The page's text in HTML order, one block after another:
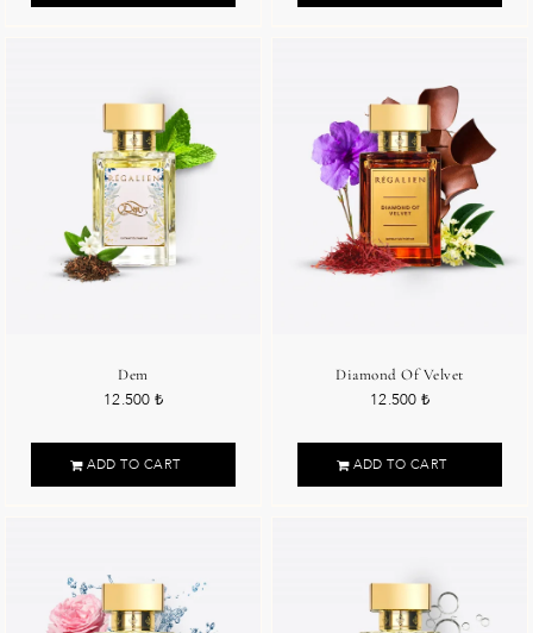
Dem
12.500 ₺
ADD TO CART
Diamond Of Velvet
12.500 ₺
ADD TO CART